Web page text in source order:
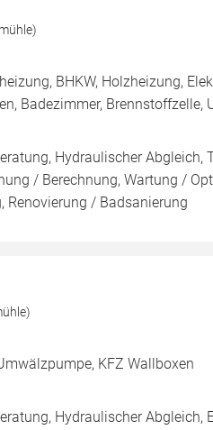
BHKW, Holzheizung,
Badezimmer, Brennstoffzelle,
Hydraulischer Abgleich,
/ Berechnung, Wartung /
Renovierung / Badsanierung
KFZ Wallboxen
Hydraulischer Abgleich,